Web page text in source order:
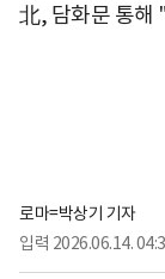
北, 담화문 통해
로마=박상기 기자
입력 2026.06.14.